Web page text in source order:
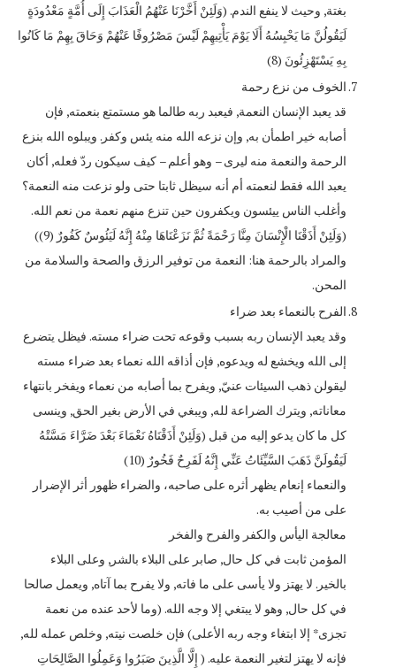
بغتة, وحيث لا ينفع الندم. (وَلَئِنْ أَخَّرْنَا عَنْهُمُ الْعَذَابَ إِلَى أُمَّةٍ مَعْدُودَةٍ
لَيَقُولُنَّ مَا يَحْبِسُهُ أَلَا يَوْمَ يَأْتِيهِمْ لَيْسَ مَصْرُوفًا عَنْهُمْ وَحَاقَ بِهِمْ مَا كَانُوا
بِهِ يَسْتَهْزِئُونَ (8)
الخوف من نزع رحمة
قد يعبد الإنسان النعمة, فيعبد ربه طالما هو مستمتع بنعمته, فإن
أصابه خير اطمأن به, وإن نزعه الله منه يئس وكفر. ويبلوه الله بنزع
الرحمة والنعمة منه ليرى – وهو أعلم – كيف سيكون ردّ فعله, أكان
يعبد الله فقط لنعمته أم أنه سيظل ثابتا حتى ولو نزعت منه النعمة؟
وأغلب الناس ييئسون ويكفرون حين تنزع منهم نعمة من نعم الله.
(وَلَئِنْ أَذَقْنَا الْإِنْسَانَ مِنَّا رَحْمَةً ثُمَّ نَزَعْنَاهَا مِنْهُ إِنَّهُ لَيَئُوسٌ كَفُورٌ (9))
والمراد بالرحمة هنا: النعمة من توفير الرزق والصحة والسلامة من
المحن.
الفرح بالنعماء بعد ضراء
وقد يعبد الإنسان ربه بسبب وقوعه تحت ضراء مسته. فيظل يتضرع
إلى الله ويخشع له ويدعوه, فإن أذاقه الله نعماء بعد ضراء مسته
ليقولن ذهب السيئات عنيّ, ويفرح بما أصابه من نعماء ويفخر بانتهاء
معاناته, ويترك الضراعة لله, ويبغي في الأرض بغير الحق, وينسى
كل ما كان يدعو إليه من قبل (وَلَئِنْ أَذَقْنَاهُ نَعْمَاءَ بَعْدَ ضَرَّاءَ مَسَّتْهُ
لَيَقُولَنَّ ذَهَبَ السَّيِّئَاتُ عَنِّي إِنَّهُ لَفَرِحٌ فَخُورٌ (10)
والنعماء إنعام يظهر أثره على صاحبه، والضراء ظهور أثر الإضرار
على من أصيب به.
معالجة اليأس والكفر والفرح والفخر
المؤمن ثابت في كل حال, صابر على البلاء بالشر, وعلى البلاء
بالخير. لا يهتز ولا يأسى على ما فاته, ولا يفرح بما آتاه, ويعمل صالحا
في كل حال, وهو لا يبتغي إلا وجه الله. (وما لأحد عنده من نعمة
تجزى* إلا ابتغاء وجه ربه الأعلى) فإن خلصت نيته, وخلص عمله لله,
فإنه لا يهتز لتغير النعمة عليه. ( إِلَّا الَّذِينَ صَبَرُوا وَعَمِلُوا الصَّالِحَاتِ